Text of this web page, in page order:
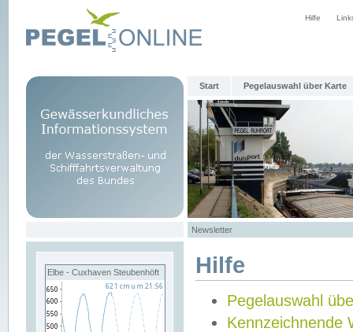
Hilfe
Start Pegelauswahl über Karte
Newsletter
Elbe - Cuxhaven Steubenhöft Hilfe
Pegelauswahl
Kennzeichnende